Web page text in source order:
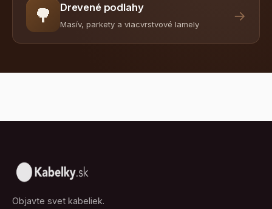
🌳 Drevené podlahy
Masív, parkety a viacvrstvové lamely
→
Objavte svet kabeliek.